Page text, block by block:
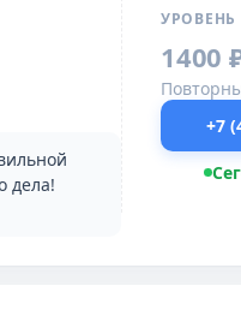
дела!
1400
+7